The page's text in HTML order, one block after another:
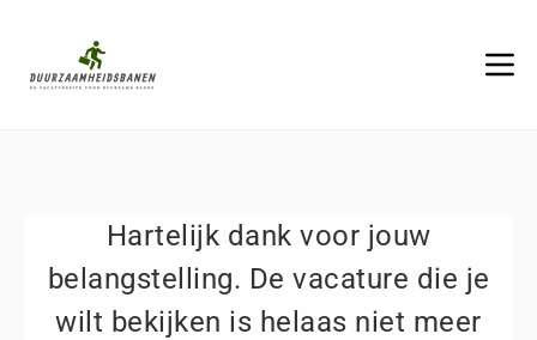
Hartelijk dank voor jouw
belangstelling. De vacature die je
wilt bekijken is helaas niet meer